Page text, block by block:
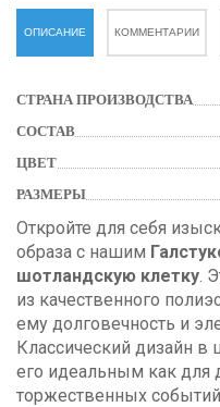
ОПИСАНИЕ КОММЕНТАРИИ
СТРАНА ПРОИЗВОДСТВА
СОСТАВ
ЦВЕТ
РАЗМЕРЫ
Откройте для себя
образа с нашим
шотландскую клетку.
из качественного
ему долговечность и
Классический дизайн в
его идеальным как для
торжественных